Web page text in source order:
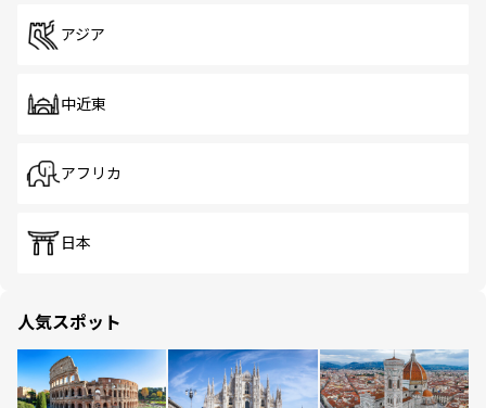
アジア
中近東
アフリカ
日本
人気スポット